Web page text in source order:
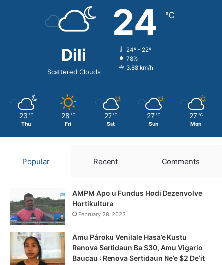
Dili
Scattered Clouds
24 ℃
24º - 22º
78%
3.88 km/h
23 ℃
Thu
28 ℃
Fri
27 ℃
Sat
27 ℃
Sun
27 ℃
Mon
Popular Recent Comments
AMPM Apoiu Fundus Hodi Dezenvolve
Hortikultura
February 28, 2023
Amu Pároku Venilale Hasa’e Kustu
Renova Sertidaun Ba $30, Amu Vigario
Baucau : Renova Sertidaun Ne’e $2 De’it